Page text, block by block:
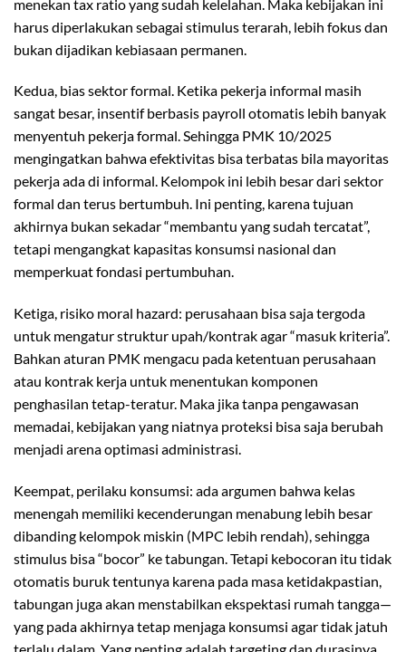
menekan tax ratio yang sudah kelelahan. Maka kebijakan ini
harus diperlakukan sebagai stimulus terarah, lebih fokus dan
bukan dijadikan kebiasaan permanen.
Kedua, bias sektor formal. Ketika pekerja informal masih
sangat besar, insentif berbasis payroll otomatis lebih banyak
menyentuh pekerja formal. Sehingga PMK 10/2025
mengingatkan bahwa efektivitas bisa terbatas bila mayoritas
pekerja ada di informal. Kelompok ini lebih besar dari sektor
formal dan terus bertumbuh. Ini penting, karena tujuan
akhirnya bukan sekadar “membantu yang sudah tercatat”,
tetapi mengangkat kapasitas konsumsi nasional dan
memperkuat fondasi pertumbuhan.
Ketiga, risiko moral hazard: perusahaan bisa saja tergoda
untuk mengatur struktur upah/kontrak agar “masuk kriteria”.
Bahkan aturan PMK mengacu pada ketentuan perusahaan
atau kontrak kerja untuk menentukan komponen
penghasilan tetap-teratur. Maka jika tanpa pengawasan
memadai, kebijakan yang niatnya proteksi bisa saja berubah
menjadi arena optimasi administrasi.
Keempat, perilaku konsumsi: ada argumen bahwa kelas
menengah memiliki kecenderungan menabung lebih besar
dibanding kelompok miskin (MPC lebih rendah), sehingga
stimulus bisa “bocor” ke tabungan. Tetapi kebocoran itu tidak
otomatis buruk tentunya karena pada masa ketidakpastian,
tabungan juga akan menstabilkan ekspektasi rumah tangga—
yang pada akhirnya tetap menjaga konsumsi agar tidak jatuh